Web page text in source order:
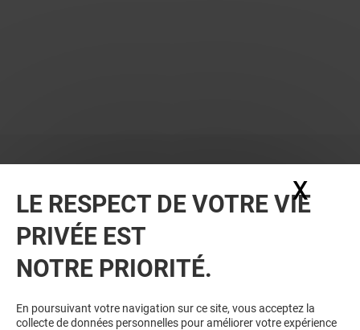
LE RESPECT DE VOTRE VIE
PRIVÉE EST
NOTRE PRIORITÉ.
En poursuivant votre navigation sur ce site, vous acceptez la
collecte de données personnelles pour améliorer votre expérience
X